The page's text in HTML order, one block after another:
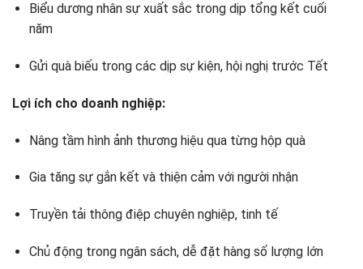
Biểu dương nhân sự xuất sắc trong dịp tổng kết cuối
năm
Gửi quà biếu trong các dịp sự kiện, hội nghị trước Tết
Lợi ích cho doanh nghiệp:
Nâng tầm hình ảnh thương hiệu qua từng hộp quà
Gia tăng sự gắn kết và thiện cảm với người nhận
Truyền tải thông điệp chuyên nghiệp, tinh tế
Chủ động trong ngân sách, dễ đặt hàng số lượng lớn